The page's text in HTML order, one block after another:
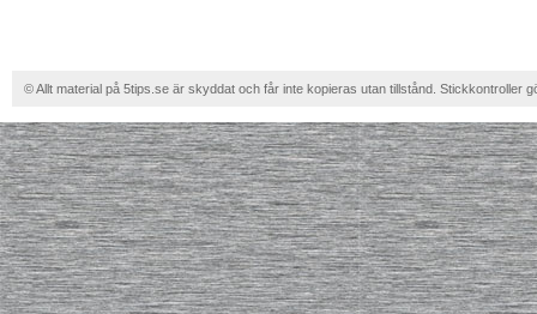
© Allt material på 5tips.se är skyddat och får inte kopieras utan tillstånd. Stickkontroller